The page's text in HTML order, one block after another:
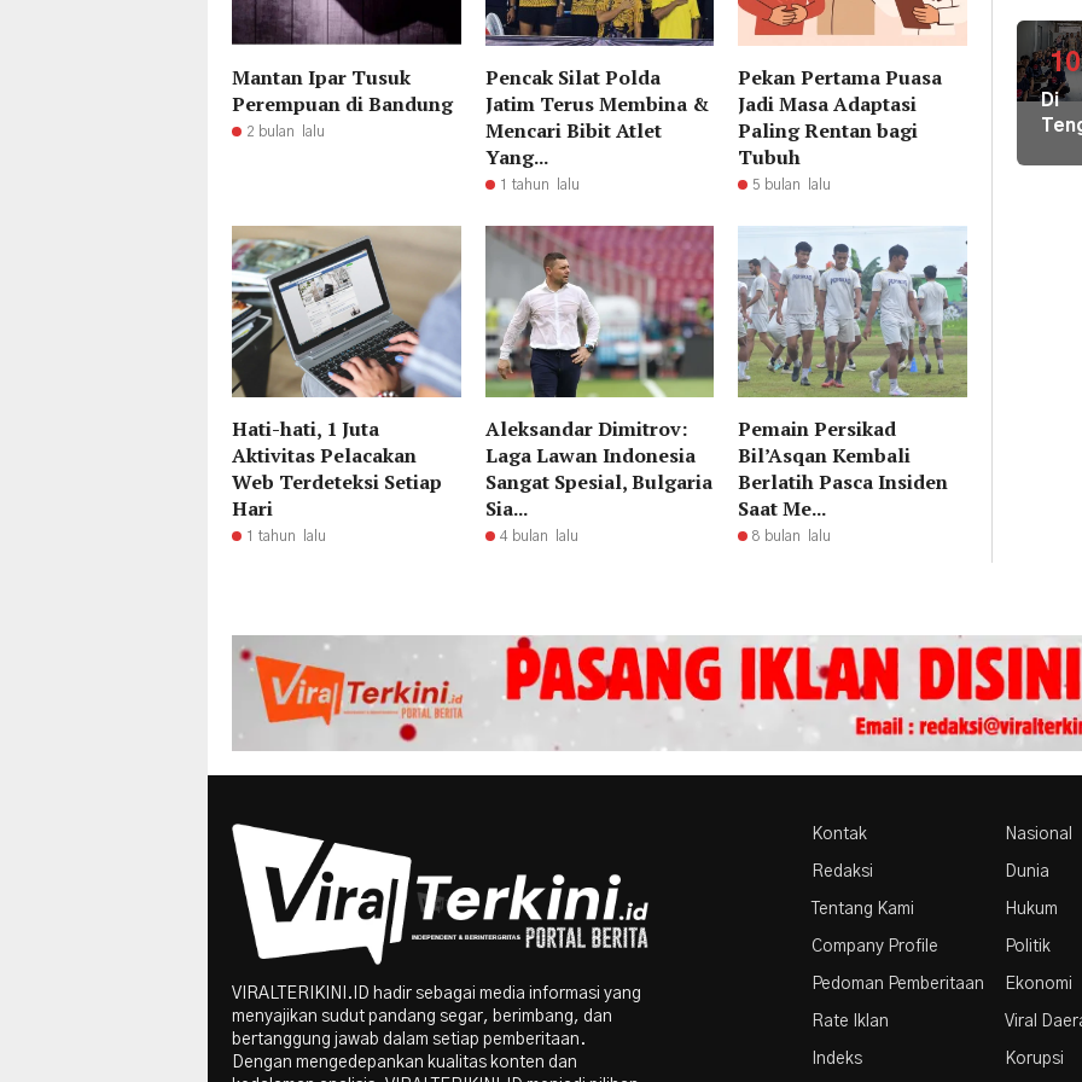
Mantan Ipar Tusuk
Perempuan di Bandung
2 bulan lalu
Pencak Silat Polda
Jatim Terus Membina &
Mencari Bibit Atlet
Yang...
1 tahun lalu
Pekan Pertama Puasa
Jadi Masa Adaptasi
Paling Rentan bagi
Tubuh
5 bulan lalu
Hati-hati, 1 Juta
Aktivitas Pelacakan
Web Terdeteksi Setiap
Hari
1 tahun lalu
Aleksandar Dimitrov:
Laga Lawan Indonesia
Sangat Spesial, Bulgaria
Sia...
4 bulan lalu
Pemain Persikad
Bil’Asqan Kembali
Berlatih Pasca Insiden
Saat Me...
8 bulan lalu
di10
Di
Kontak
Redaksi
Tentang Kami
Company Profile
Pedoman Pemberitaan
Rate Iklan
Indeks
Nasional
Dunia
Hukum
Politik
Ekonomi
Viral
Korupsi
VIRALTERIKINI.ID hadir sebagai media informasi yang
menyajikan sudut pandang segar, berimbang, dan
bertanggung jawab dalam setiap pemberitaan.
Dengan mengedepankan kualitas konten dan